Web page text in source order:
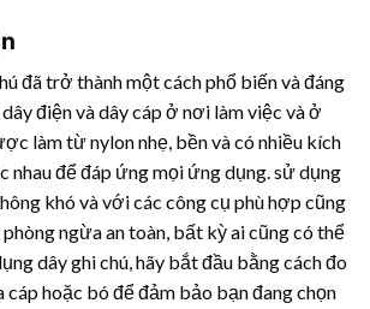
đã trở thành một cách phổ biến và đáng
điện và dây cáp ở nơi làm việc và ở
làm từ nylon nhẹ, bền và có nhiều kích
nhau để đáp ứng mọi ứng dụng. sử dụng
khó và với các công cụ phù hợp cũng
ngừa an toàn, bất kỳ ai cũng có thể
dây ghi chú, hãy bắt đầu bằng cách đo
cáp hoặc bó để đảm bảo bạn đang chọn